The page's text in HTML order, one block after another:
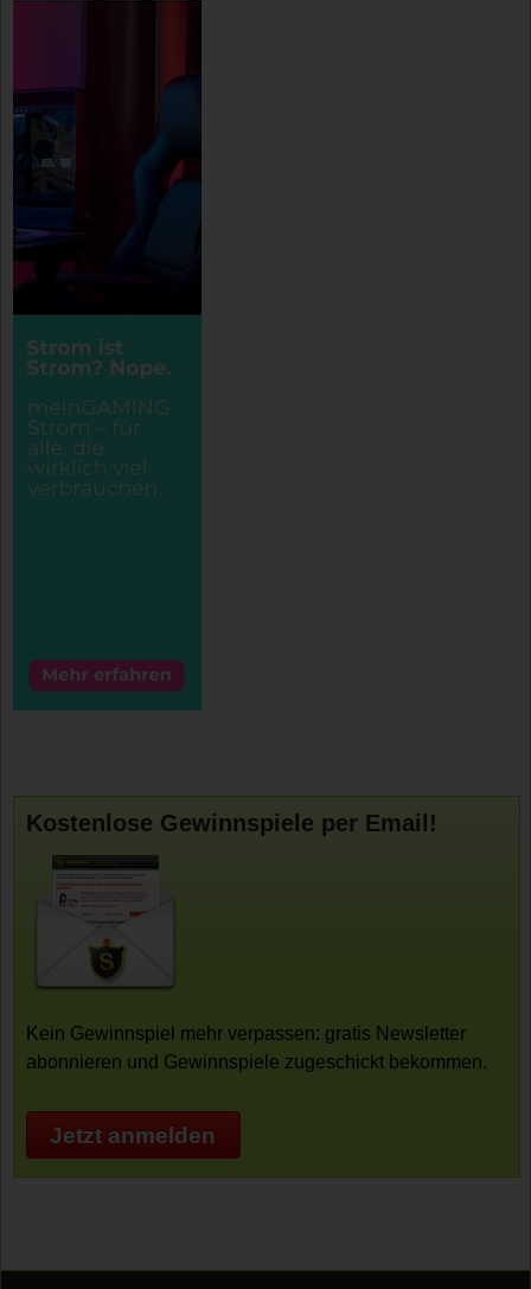
Kostenlose Gewinnspiele per Email!
Kein Gewinnspiel mehr verpassen: gratis Newsletter
abonnieren und Gewinnspiele zugeschickt bekommen.
Jetzt anmelden